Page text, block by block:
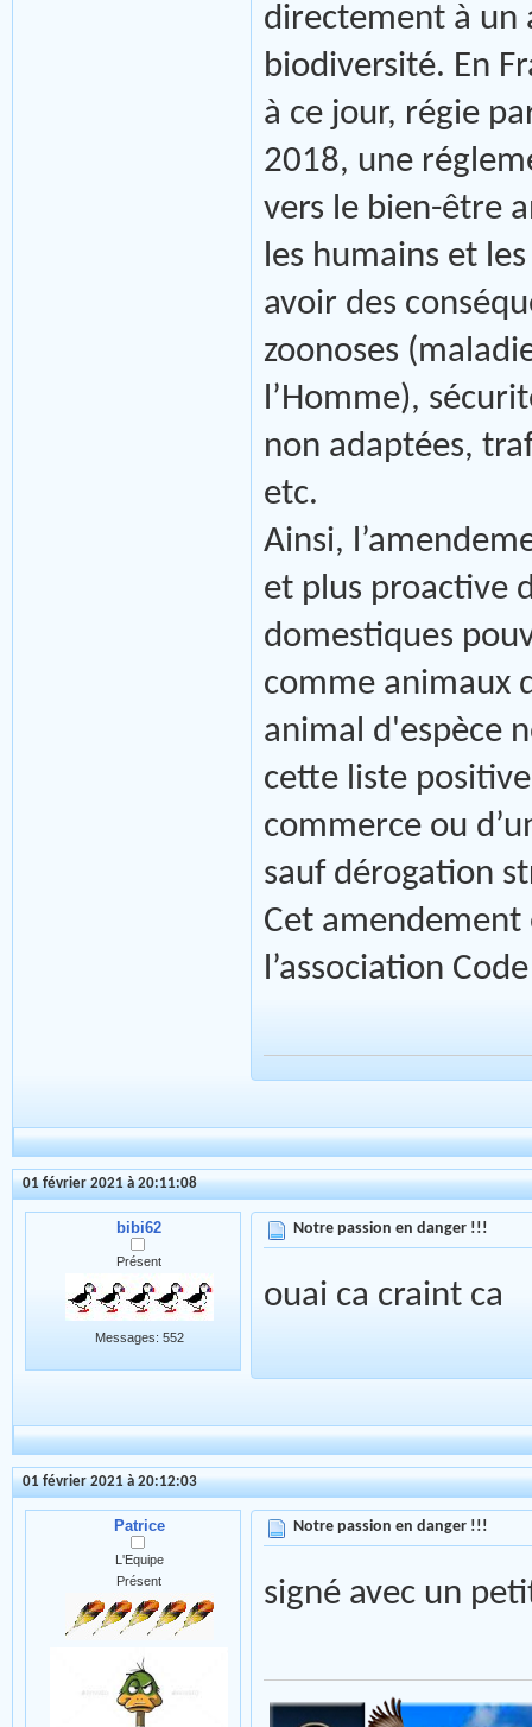
directement à un
biodiversité. En
à ce jour, régie
2018, une
vers le bien-être
les humains et
avoir des
zoonoses
l’Homme),
non adaptées,
etc.
Ainsi,
et plus proactive
domestiques
comme animaux
animal d'espèce
cette liste
commerce ou
sauf dérogation
Cet amendement
l’association
01 février 2021 à 20:11:08
bibi62
Présent
Messages: 552
Notre passion en danger !!!
ouai ca craint ca
01 février 2021 à 20:12:03
Patrice
L'Equipe
Présent
Notre passion en danger !!!
signé avec un